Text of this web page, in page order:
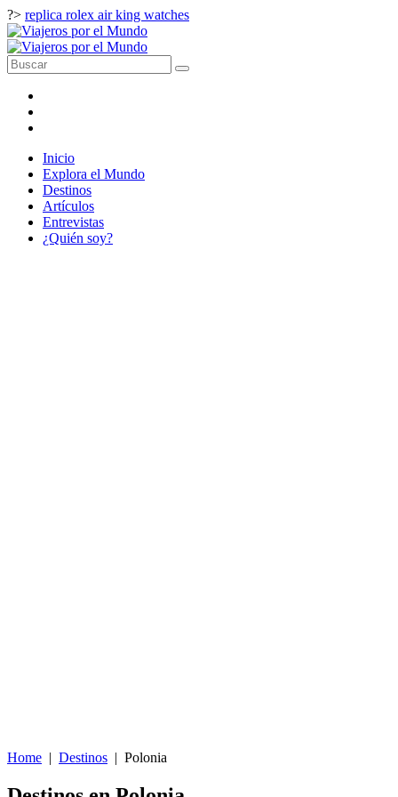
?> replica rolex air king watches
Inicio
Explora el Mundo
Destinos
Artículos
Entrevistas
¿Quién soy?
Home | Destinos | Polonia